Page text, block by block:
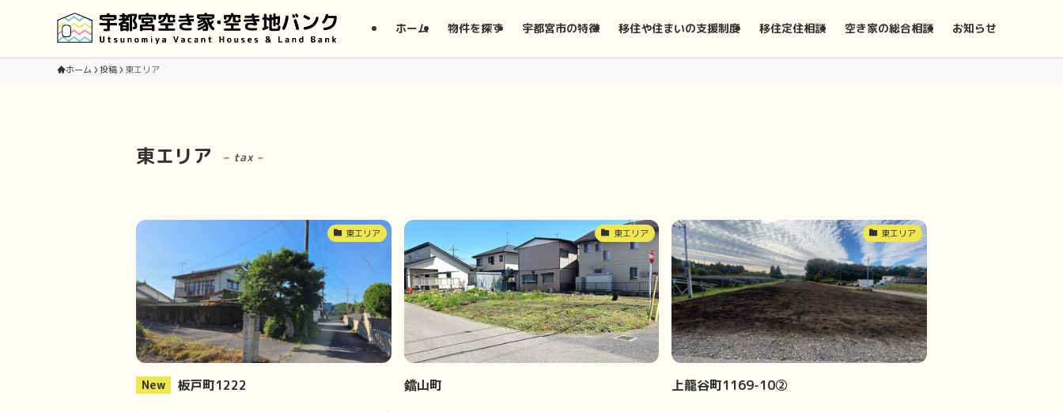
ホーム 物件を探す 宇都宮市の特徴 移住や住まいの支援制度 移住定住相談 空き家の総合相談 お知らせ
ホーム 投稿 東エリア
東エリア – tax –
東エリア
板戸町1222
東エリア
鐺山町
東エリア
上籠谷町1169-10②